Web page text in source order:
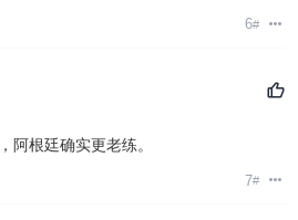
6#
阿根廷确实更老练。
7#